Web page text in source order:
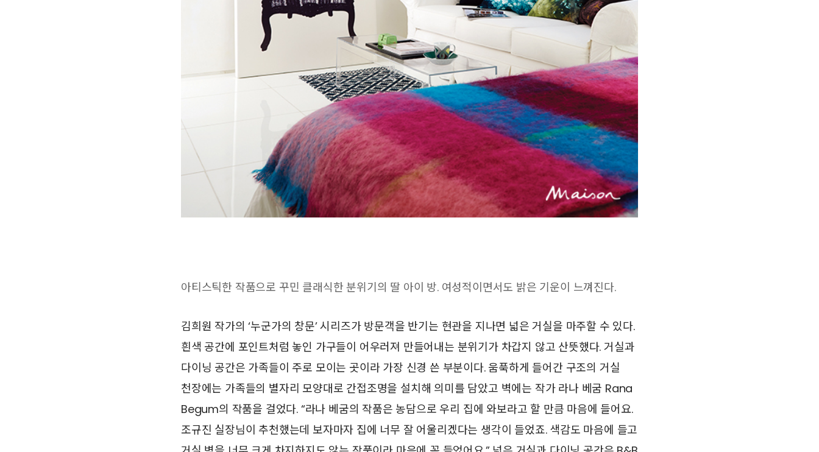
아티스틱한 작품으로 꾸민 클래식한 분위기의 딸 아이 방. 여성적이면서도 밝은 기운이 느껴진다.
김희원 작가의 ‘누군가의 창문’ 시리즈가 방문객을 반기는 현관을 지나면 넓은 거실을 마주할 수 있다.
흰색 공간에 포인트처럼 놓인 가구들이 어우러져 만들어내는 분위기가 차갑지 않고 산뜻했다. 거실과
다이닝 공간은 가족들이 주로 모이는 곳이라 가장 신경 쓴 부분이다. 움푹하게 들어간 구조의 거실
천장에는 가족들의 별자리 모양대로 간접조명을 설치해 의미를 담았고 벽에는 작가 라나 베굼 Rana
Begum의 작품을 걸었다. “라나 베굼의 작품은 농담으로 우리 집에 와보라고 할 만큼 마음에 들어요.
조규진 실장님이 추천했는데 보자마자 집에 너무 잘 어울리겠다는 생각이 들었죠. 색감도 마음에 들고